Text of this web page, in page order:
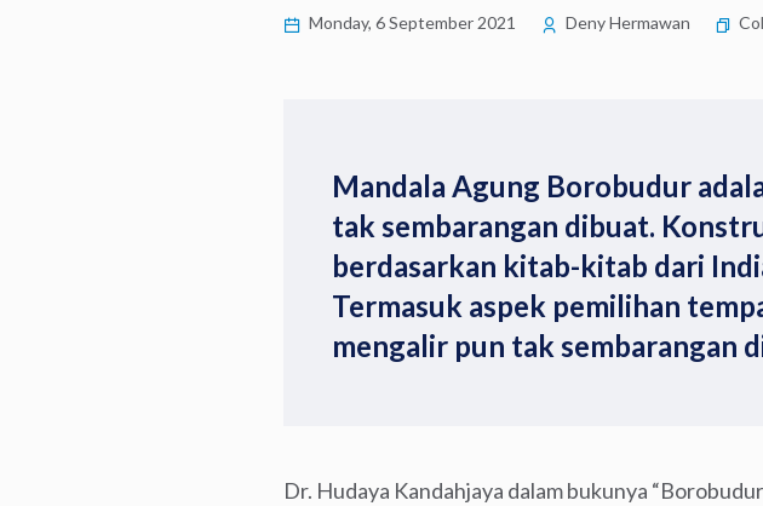
Monday, 6 September 2021 Deny Hermawan
Mandala Agung Borobudur
tak sembarangan dibuat.
berdasarkan kitab-kitab dari
Termasuk aspek pemilihan
mengalir pun tak sembarangan
Dr. Hudaya Kandahjaya dalam bukunya